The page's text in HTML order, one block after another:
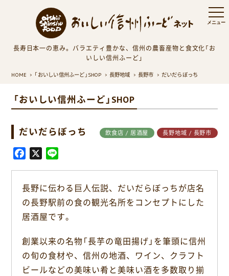
長寿日本一の恵み。バラエティ豊かな、信州の農畜産物と食文化「お
いしい信州ふーど」
HOME 「おいしい信州ふーど」SHOP 長野地域 長野市 だいだらぼっち
「おいしい信州ふーど」SHOP
だいだらぼっち 飲食店 / 居酒屋 長野地域 / 長野市
e
b
o
k
X
e
長野に伝わる巨人伝説、だいだらぼっちが店名
の長野駅前の食の観光名所をコンセプトにした
居酒屋です。
創業以来の名物「長芋の竜田揚げ」を筆頭に信州
の旬の食材や、信州の地酒、ワイン、クラフト
ビールなどの美味い肴と美味い酒を多数取り揃